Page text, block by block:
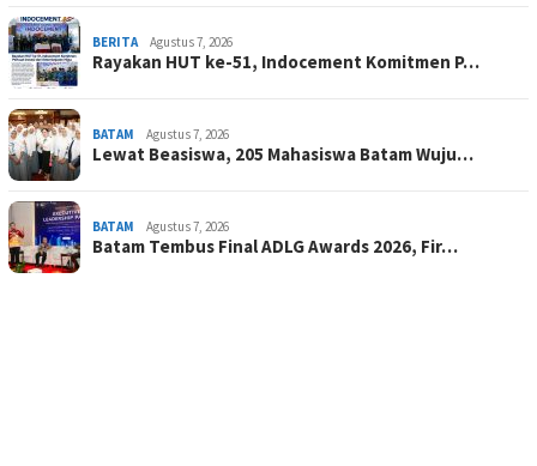
BERITA Agustus 7, 2026
Rayakan HUT ke-51, Indocement Komitmen P…
BATAM Agustus 7, 2026
Lewat Beasiswa, 205 Mahasiswa Batam Wuju…
BATAM Agustus 7, 2026
Batam Tembus Final ADLG Awards 2026, Fir…